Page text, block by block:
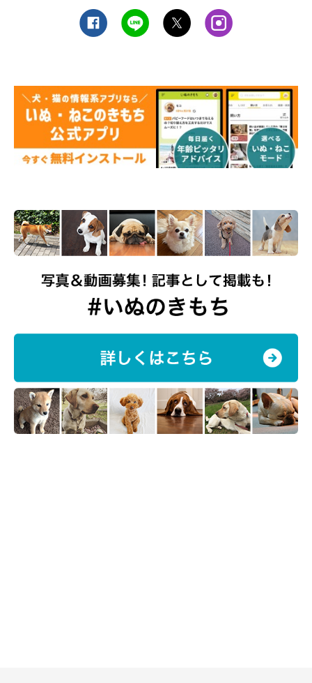
とても賢いユクちゃん。日常ではほかにも、ユクちゃんの賢い行
動が見られるといいます。